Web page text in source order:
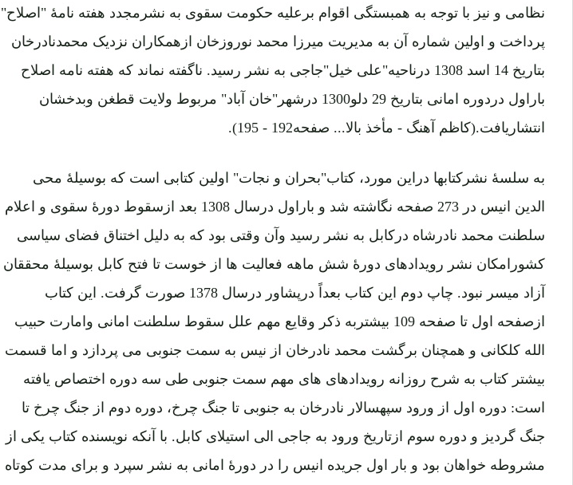
نظامی و نیز با توجه به همبستگی اقوام برعلیه حکومت سقوی به نشرمجدد هفته نامۀ "اصلاح"
پرداخت و اولین شماره آن به مدیریت میرزا محمد نوروزخان ازهمکاران نزدیک محمدنادرخان
بتاریخ 14 اسد 1308 درناحیه"علی خیل"جاجی به نشر رسید. ناگفته نماند که هفته نامه اصلاح
باراول دردوره امانی بتاریخ 29 دلو1300 درشهر"خان آباد" مربوط ولایت قطغن وبدخشان
انتشاریافت.(کاظم آهنگ - مأخذ بالا... صفحه192 - 195).
به سلسۀ نشرکتابها دراین مورد، کتاب"بحران و نجات" اولین کتابی است که بوسیلۀ محی
الدین انیس در 273 صفحه نگاشته شد و باراول درسال 1308 بعد ازسقوط دورۀ سقوی و اعلام
سلطنت محمد نادرشاه درکابل به نشر رسید وآن وقتی بود که به دلیل اختناق فضای سیاسی
کشورامکان نشر رویدادهای دورۀ شش ماهه فعالیت ها از خوست تا فتح کابل بوسیلۀ محققان
آزاد میسر نبود. چاپ دوم این کتاب بعداً درپشاور درسال 1378 صورت گرفت. این کتاب
ازصفحه اول تا صفحه 109 بیشتربه ذکر وقایع مهم علل سقوط سلطنت امانی وامارت حبیب
الله کلکانی و همچنان برگشت محمد نادرخان از نیس به سمت جنوبی می پردازد و اما قسمت
بیشتر کتاب به شرح روزانه رویدادهای های مهم سمت جنوبی طی سه دوره اختصاص یافته
است: دوره اول از ورود سپهسالار نادرخان به جنوبی تا جنگ چرخ، دوره دوم از جنگ چرخ تا
جنگ گردیز و دوره سوم ازتاریخ ورود به جاجی الی استیلای کابل. با آنکه نویسنده کتاب یکی از
مشروطه خواهان بود و بار اول جریده انیس را در دورۀ امانی به نشر سپرد و برای مدت کوتاه